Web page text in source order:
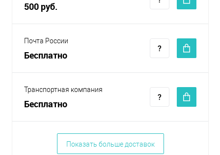
500 руб.
Почта России
Бесплатно
Транспортная компания
Бесплатно
Показать больше доставок